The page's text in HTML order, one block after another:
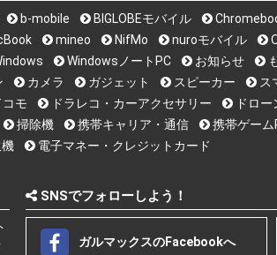
b-mobile BIGLOBEモバイル
mineo NifMo nuroモバイル
WindowsノートPC お知らせ
カメラ ガジェット スピーカー ス
コモ ドラレコ・カーアクセサリー ドロー
掃除機 携帯キャリア・通信 携帯ゲーム
電子マネー・クレジットカード
SNSでフォローしよう！
ガルマックスのFacebookへ